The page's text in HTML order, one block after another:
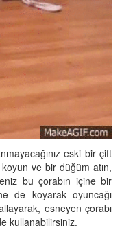
eski bir çift
ve bir düğüm atın,
bu çorabın içine bir
de koyarak oyuncağı
esneyen çorabı
kullanabilirsiniz.